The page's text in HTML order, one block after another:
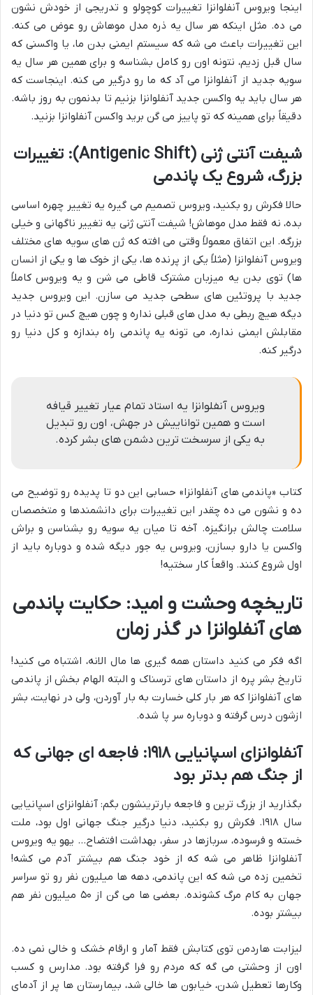
اینجا ویروس آنفلوانزا تغییرات کوچولو و تدریجی از خودش نشون
می ده. مثل اینکه هر سال یه ذره مدل موهاش رو عوض می کنه.
این تغییرات باعث می شه که سیستم ایمنی بدن ما، یا واکسنی که
سال قبل زدیم، نتونه اون رو کامل بشناسه و برای همین هر سال یه
سویه جدید از آنفلوانزا می آد که ما رو درگیر می کنه. اینجاست که
هر سال باید یه واکسن جدید آنفلوانزا بزنیم تا بدنمون به روز باشه.
دقیقاً برای همینه که تو پاییز می گن برید واکسن آنفلوانزا بزنید.
شیفت آنتی ژنی (Antigenic Shift): تغییرات
بزرگ، شروع یک پاندمی
حالا فکرش رو بکنید، ویروس تصمیم می گیره یه تغییر چهره اساسی
بده، نه فقط مدل موهاش! شیفت آنتی ژنی یه تغییر ناگهانی و خیلی
بزرگه. این اتفاق معمولاً وقتی می افته که ژن های سویه های مختلف
ویروس آنفلوانزا (مثلاً یکی از پرنده ها، یکی از خوک ها و یکی از انسان
ها) توی بدن یه میزبان مشترک قاطی می شن و یه ویروس کاملاً
جدید با پروتئین های سطحی جدید می سازن. این ویروس جدید
دیگه هیچ ربطی به مدل های قبلی نداره و چون هیچ کس تو دنیا در
مقابلش ایمنی نداره، می تونه یه پاندمی راه بندازه و کل دنیا رو
درگیر کنه.
ویروس آنفلوانزا یه استاد تمام عیار تغییر قیافه
است و همین تواناییش در جهش، اون رو تبدیل
به یکی از سرسخت ترین دشمن های بشر کرده.
کتاب «پاندمی های آنفلوانزا» حسابی این دو تا پدیده رو توضیح می
ده و نشون می ده چقدر این تغییرات برای دانشمندها و متخصصان
سلامت چالش برانگیزه. آخه تا میان یه سویه رو بشناسن و براش
واکسن یا دارو بسازن، ویروس یه جور دیگه شده و دوباره باید از
اول شروع کنند. واقعاً کار سختیه!
تاریخچه وحشت و امید: حکایت پاندمی
های آنفلوانزا در گذر زمان
اگه فکر می کنید داستان همه گیری ها مال الانه، اشتباه می کنید!
تاریخ بشر پره از داستان های ترسناک و البته الهام بخش از پاندمی
های آنفلوانزا که هر بار کلی خسارت به بار آوردن، ولی در نهایت، بشر
ازشون درس گرفته و دوباره سر پا شده.
آنفلوانزای اسپانیایی ۱۹۱۸: فاجعه ای جهانی که
از جنگ هم بدتر بود
بگذارید از بزرگ ترین و فاجعه بارترینشون بگم: آنفلوانزای اسپانیایی
سال ۱۹۱۸. فکرش رو بکنید، دنیا درگیر جنگ جهانی اول بود، ملت
خسته و فرسوده، سربازها در سفر، بهداشت افتضاح… یهو یه ویروس
آنفلوانزا ظاهر می شه که از خود جنگ هم بیشتر آدم می کشه!
تخمین زده می شه که این پاندمی، دهه ها میلیون نفر رو تو سراسر
جهان به کام مرگ کشونده. بعضی ها می گن از ۵۰ میلیون نفر هم
بیشتر بوده.
لیزابت هاردمن توی کتابش فقط آمار و ارقام خشک و خالی نمی ده.
اون از وحشتی می گه که مردم رو فرا گرفته بود. مدارس و کسب
وکارها تعطیل شدن، خیابون ها خالی شد، بیمارستان ها پر از آدمای